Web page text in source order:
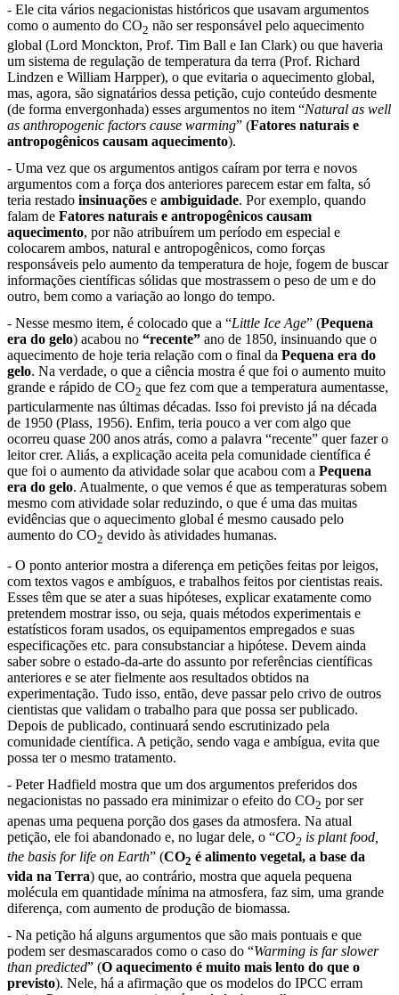
- Ele cita vários negacionistas históricos que usavam argumentos
como o aumento do CO2 não ser responsável pelo aquecimento
global (Lord Monckton, Prof. Tim Ball e Ian Clark) ou que haveria
um sistema de regulação de temperatura da terra (Prof. Richard
Lindzen e William Harpper), o que evitaria o aquecimento global,
mas, agora, são signatários dessa petição, cujo conteúdo desmente
(de forma envergonhada) esses argumentos no item “Natural as well
as anthropogenic factors cause warming” (Fatores naturais e
antropogênicos causam aquecimento).
- Uma vez que os argumentos antigos caíram por terra e novos
argumentos com a força dos anteriores parecem estar em falta, só
teria restado insinuações e ambiguidade. Por exemplo, quando
falam de Fatores naturais e antropogênicos causam
aquecimento, por não atribuírem um período em especial e
colocarem ambos, natural e antropogênicos, como forças
responsáveis pelo aumento da temperatura de hoje, fogem de buscar
informações científicas sólidas que mostrassem o peso de um e do
outro, bem como a variação ao longo do tempo.
- Nesse mesmo item, é colocado que a “Little Ice Age” (Pequena
era do gelo) acabou no “recente” ano de 1850, insinuando que o
aquecimento de hoje teria relação com o final da Pequena era do
gelo. Na verdade, o que a ciência mostra é que foi o aumento muito
grande e rápido de CO2 que fez com que a temperatura aumentasse,
particularmente nas últimas décadas. Isso foi previsto já na década
de 1950 (Plass, 1956). Enfim, teria pouco a ver com algo que
ocorreu quase 200 anos atrás, como a palavra “recente” quer fazer o
leitor crer. Aliás, a explicação aceita pela comunidade científica é
que foi o aumento da atividade solar que acabou com a Pequena
era do gelo. Atualmente, o que vemos é que as temperaturas sobem
mesmo com atividade solar reduzindo, o que é uma das muitas
evidências que o aquecimento global é mesmo causado pelo
aumento do CO2 devido às atividades humanas.
- O ponto anterior mostra a diferença em petições feitas por leigos,
com textos vagos e ambíguos, e trabalhos feitos por cientistas reais.
Esses têm que se ater a suas hipóteses, explicar exatamente como
pretendem mostrar isso, ou seja, quais métodos experimentais e
estatísticos foram usados, os equipamentos empregados e suas
especificações etc. para consubstanciar a hipótese. Devem ainda
saber sobre o estado-da-arte do assunto por referências científicas
anteriores e se ater fielmente aos resultados obtidos na
experimentação. Tudo isso, então, deve passar pelo crivo de outros
cientistas que validam o trabalho para que possa ser publicado.
Depois de publicado, continuará sendo escrutinizado pela
comunidade científica. A petição, sendo vaga e ambígua, evita que
possa ter o mesmo tratamento.
- Peter Hadfield mostra que um dos argumentos preferidos dos
negacionistas no passado era minimizar o efeito do CO2 por ser
apenas uma pequena porção dos gases da atmosfera. Na atual
petição, ele foi abandonado e, no lugar dele, o “CO2 is plant food,
the basis for life on Earth” (CO2 é alimento vegetal, a base da
vida na Terra) que, ao contrário, mostra que aquela pequena
molécula em quantidade mínima na atmosfera, faz sim, uma grande
diferença, com aumento de produção de biomassa.
- Na petição há alguns argumentos que são mais pontuais e que
podem ser desmascarados como o caso do “Warming is far slower
than predicted” (O aquecimento é muito mais lento do que o
previsto). Nele, há a afirmação que os modelos do IPCC erram